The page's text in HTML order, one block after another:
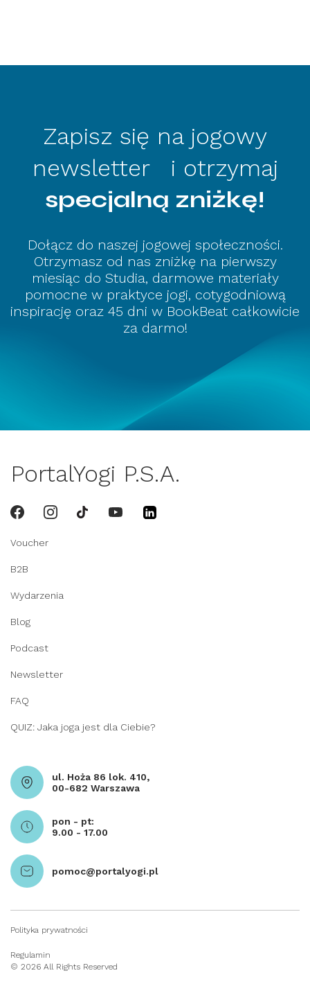
Zapisz się na jogowy
newsletter i otrzymaj
specjalną zniżkę!
Dołącz do naszej jogowej społeczności.
Otrzymasz od nas zniżkę na pierwszy
miesiąc do Studia, darmowe materiały
pomocne w praktyce jogi, cotygodniową
inspirację oraz 45 dni w BookBeat całkowicie
za darmo!
PortalYogi P.S.A.
Voucher
B2B
Wydarzenia
Blog
Podcast
Newsletter
FAQ
QUIZ: Jaka joga jest dla Ciebie?
ul. Hoża 86 lok. 410,
00-682 Warszawa
pon - pt:
9.00 - 17.00
pomoc@portalyogi.pl
© 2026 All Rights Reserved
Polityka prywatności
Regulamin